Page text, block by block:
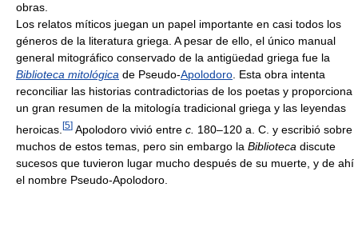
obras.
Los relatos míticos juegan un papel importante en casi todos los
géneros de la literatura griega. A pesar de ello, el único manual
general mitográfico conservado de la antigüedad griega fue la
Biblioteca mitológica de Pseudo-Apolodoro. Esta obra intenta
reconciliar las historias contradictorias de los poetas y proporciona
un gran resumen de la mitología tradicional griega y las leyendas
heroicas. [5] Apolodoro vivió entre c. 180–120 a. C. y escribió sobre
muchos de estos temas, pero sin embargo la Biblioteca discute
sucesos que tuvieron lugar mucho después de su muerte, y de ahí
el nombre Pseudo-Apolodoro.